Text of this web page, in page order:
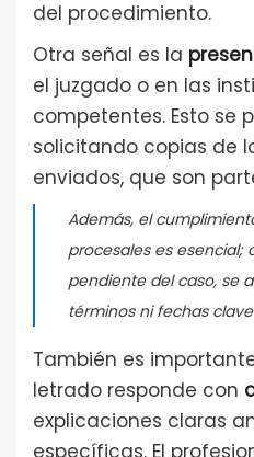
del procedimiento.
Otra señal es la
el juzgado o en las
competentes. Esto se
solicitando copias de
enviados, que son
Además, el
procesales es
pendiente del caso, se
términos ni fechas
También es
letrado responde con
explicaciones claras
específicas. El